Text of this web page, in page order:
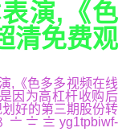
演,《色
清免费观
,《色多多视频在线
为高杠杆收购后
好的第三期股份转
〧〨yg1tpbiwf-